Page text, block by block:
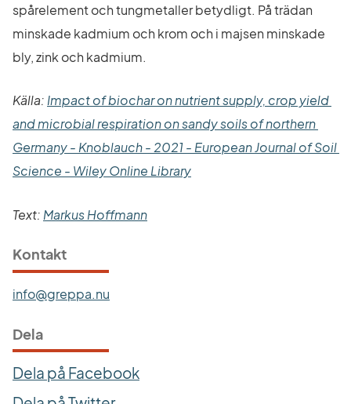
spårelement och tungmetaller betydligt. På trädan
minskade kadmium och krom och i majsen minskade
bly, zink och kadmium.
Källa: Impact of biochar on nutrient supply, crop yield
and microbial respiration on sandy soils of northern
Germany - Knoblauch - 2021 - European Journal of Soil
Science - Wiley Online LibraryLänk till annan webbplats.
Text: Markus Hoffmann
Kontakt
info@greppa.nu
Dela
Dela på Facebook